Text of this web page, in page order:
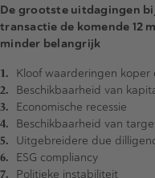
De grootste uitdagingen
transactie de komende 12
minder belangrijk
Kloof waarderingen koper
Beschikbaarheid van
Economische recessie
Beschikbaarheid van
Uitgebreidere due
ESG compliancy
Politieke instabiliteit